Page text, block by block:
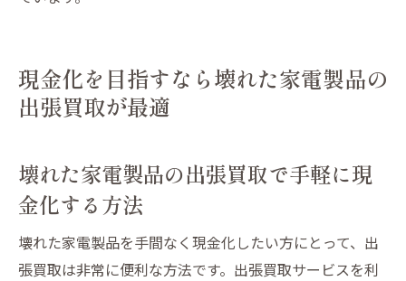
現金化を目指すなら壊れた家電製品の
出張買取が最適
壊れた家電製品の出張買取で手軽に現
金化する方法
壊れた家電製品を手間なく現金化したい方にとって、出
張買取は非常に便利な方法です。出張買取サービスを利